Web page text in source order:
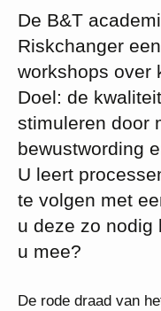
De B&T
Riskchanger
workshops over
Doel: de
stimuleren door
bewustwording
U leert
te volgen met
u deze zo nodig
u mee?
De rode draad van